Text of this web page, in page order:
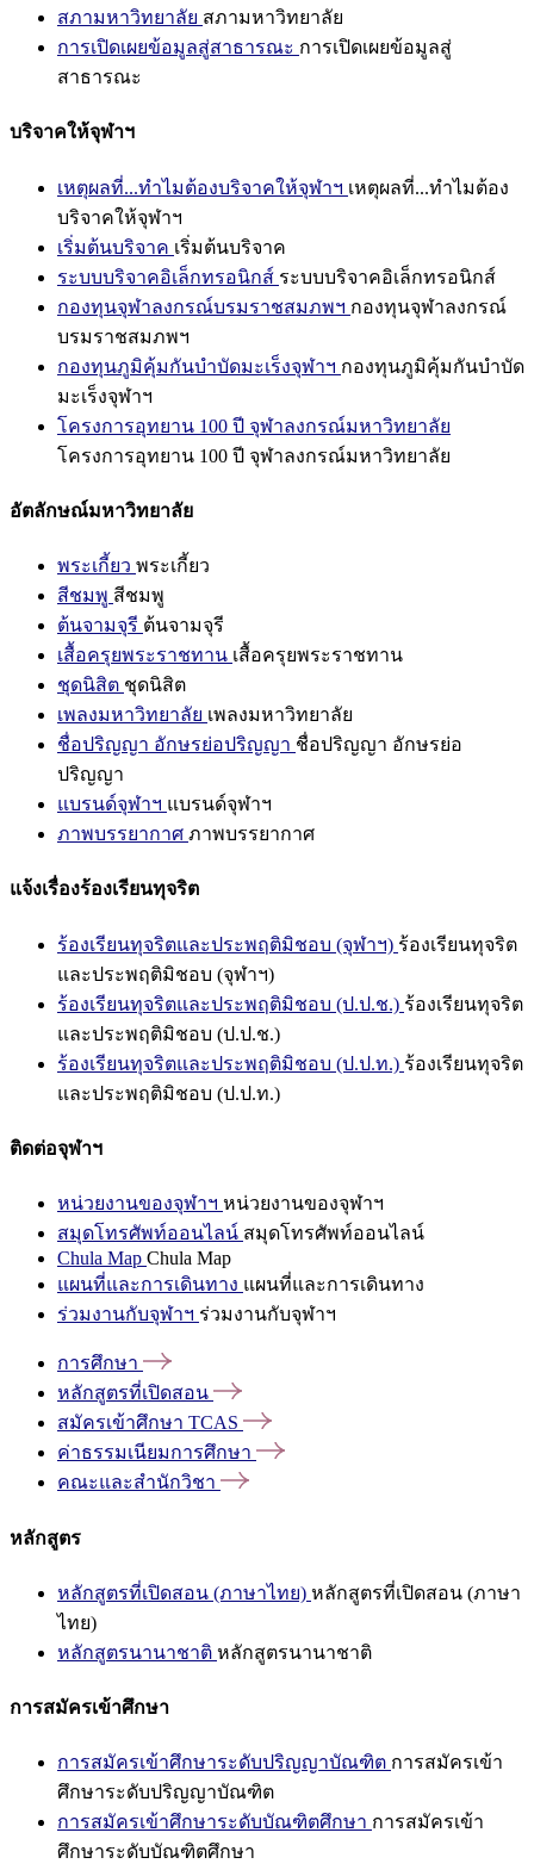
สภามหาวิทยาลัย สภามหาวิทยาลัย
การเปิดเผยข้อมูลสู่สาธารณะ การเปิดเผยข้อมูลสู่
สาธารณะ
บริจาคให้จุฬาฯ
เหตุผลที่...ทำไมต้องบริจาคให้จุฬาฯ เหตุผลที่...ทำไมต้อง
บริจาคให้จุฬาฯ
เริ่มต้นบริจาค เริ่มต้นบริจาค
ระบบบริจาคอิเล็กทรอนิกส์ ระบบบริจาคอิเล็กทรอนิกส์
กองทุนจุฬาลงกรณ์บรมราชสมภพฯ กองทุนจุฬาลงกรณ์
บรมราชสมภพฯ
กองทุนภูมิคุ้มกันบำบัดมะเร็งจุฬาฯ กองทุนภูมิคุ้มกันบำบัด
มะเร็งจุฬาฯ
โครงการอุทยาน 100 ปี จุฬาลงกรณ์มหาวิทยาลัย
โครงการอุทยาน 100 ปี จุฬาลงกรณ์มหาวิทยาลัย
อัตลักษณ์มหาวิทยาลัย
พระเกี้ยว พระเกี้ยว
สีชมพู สีชมพู
ต้นจามจุรี ต้นจามจุรี
เสื้อครุยพระราชทาน เสื้อครุยพระราชทาน
ชุดนิสิต ชุดนิสิต
เพลงมหาวิทยาลัย เพลงมหาวิทยาลัย
ชื่อปริญญา อักษรย่อปริญญา ชื่อปริญญา อักษรย่อ
ปริญญา
แบรนด์จุฬาฯ แบรนด์จุฬาฯ
ภาพบรรยากาศ ภาพบรรยากาศ
แจ้งเรื่องร้องเรียนทุจริต
ร้องเรียนทุจริตและประพฤติมิชอบ (จุฬาฯ) ร้องเรียนทุจริต
และประพฤติมิชอบ (จุฬาฯ)
ร้องเรียนทุจริตและประพฤติมิชอบ (ป.ป.ช.) ร้องเรียนทุจริต
และประพฤติมิชอบ (ป.ป.ช.)
ร้องเรียนทุจริตและประพฤติมิชอบ (ป.ป.ท.) ร้องเรียนทุจริต
และประพฤติมิชอบ (ป.ป.ท.)
ติดต่อจุฬาฯ
หน่วยงานของจุฬาฯ หน่วยงานของจุฬาฯ
สมุดโทรศัพท์ออนไลน์ สมุดโทรศัพท์ออนไลน์
Chula Map Chula Map
แผนที่และการเดินทาง แผนที่และการเดินทาง
ร่วมงานกับจุฬาฯ ร่วมงานกับจุฬาฯ
การศึกษา
หลักสูตรที่เปิดสอน
สมัครเข้าศึกษา TCAS
ค่าธรรมเนียมการศึกษา
คณะและสำนักวิชา
หลักสูตร
หลักสูตรที่เปิดสอน (ภาษาไทย) หลักสูตรที่เปิดสอน (ภาษา
ไทย)
หลักสูตรนานาชาติ หลักสูตรนานาชาติ
การสมัครเข้าศึกษา
การสมัครเข้าศึกษาระดับปริญญาบัณฑิต การสมัครเข้า
ศึกษาระดับปริญญาบัณฑิต
การสมัครเข้าศึกษาระดับบัณฑิตศึกษา การสมัครเข้า
ศึกษาระดับบัณฑิตศึกษา